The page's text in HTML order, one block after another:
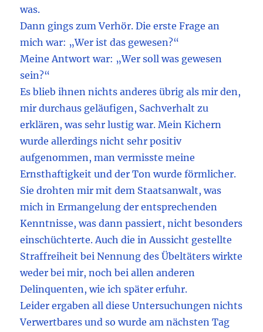
was.
Dann gings zum Verhör. Die erste Frage an
mich war: „Wer ist das gewesen?“
Meine Antwort war: „Wer soll was gewesen
sein?“
Es blieb ihnen nichts anderes übrig als mir den,
mir durchaus geläufigen, Sachverhalt zu
erklären, was sehr lustig war. Mein Kichern
wurde allerdings nicht sehr positiv
aufgenommen, man vermisste meine
Ernsthaftigkeit und der Ton wurde förmlicher.
Sie drohten mir mit dem Staatsanwalt, was
mich in Ermangelung der entsprechenden
Kenntnisse, was dann passiert, nicht besonders
einschüchterte. Auch die in Aussicht gestellte
Straffreiheit bei Nennung des Übeltäters wirkte
weder bei mir, noch bei allen anderen
Delinquenten, wie ich später erfuhr.
Leider ergaben all diese Untersuchungen nichts
Verwertbares und so wurde am nächsten Tag